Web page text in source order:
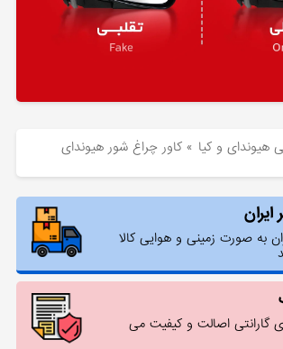
هیوندای و کیا »کاور چراغ شور هیوندای
به صورت زمینی و هوایی کالا
گارانتی اصالت و کیفیت می